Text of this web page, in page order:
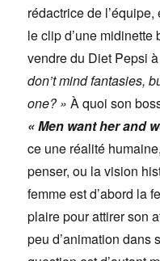
rédactrice de
le clip d’une
vendre du Diet Pepsi
don’t mind fantasies,
one? » À quoi son
« Men want her and
ce une réalité
penser, ou la vision
femme est d’abord la
plaire pour attirer son
peu d’animation dans